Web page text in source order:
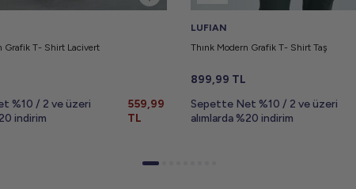
Grafik T- Shirt Lacivert
%10 / 2 ve üzeri
indirim
559,99
TL
LUFIAN
Thınk Modern Grafik T- Shirt Taş
899,99 TL
Sepette Net %10 / 2 ve üzeri
alımlarda %20 indirim